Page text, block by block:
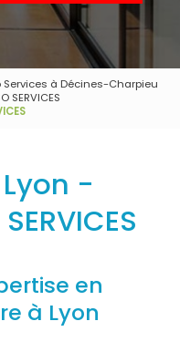
à Décines-Charpieu
SERVICES
-
en
à Lyon